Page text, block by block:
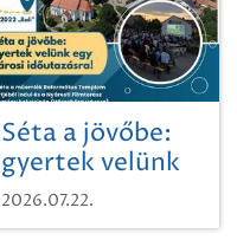
Séta a jövőbe:
gyertek velünk
egy városi
időutazásra!
2026.07.22.